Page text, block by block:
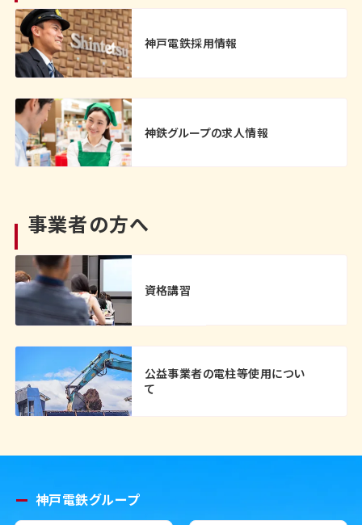
神戸電鉄採用情報
神鉄グループの求人情報
事業者の方へ
資格講習
公益事業者の電柱等使用につい
て
神戸電鉄グループ